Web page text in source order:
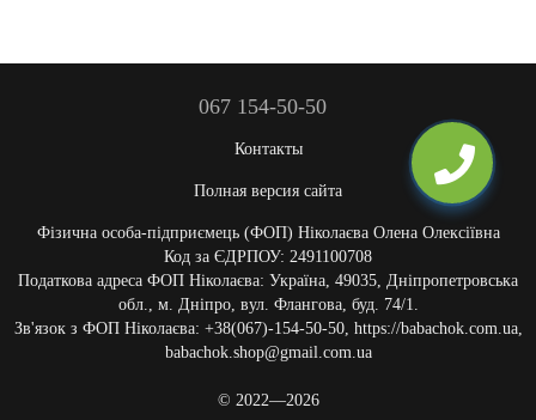
067 154-50-50
Контакты
Полная версия сайта
Фізична особа-підприємець (ФОП) Ніколаєва Олена Олексіївна
Код за ЄДРПОУ: 2491100708
Податкова адреса ФОП Ніколаєва: Україна, 49035, Дніпропетровська
обл., м. Дніпро, вул. Флангова, буд. 74/1.
Зв'язок з ФОП Ніколаєва: +38(067)-154-50-50, https://babachok.com.ua,
babachok.shop@gmail.com.ua
© 2022—2026